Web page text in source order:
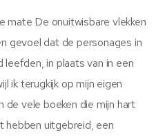
mate De onuitwisbare vlekken
gevoel dat de personages in
in plaats van in een
ik terugkijk op mijn eigen
de vele boeken die mijn hart
hebben uitgebreid, een